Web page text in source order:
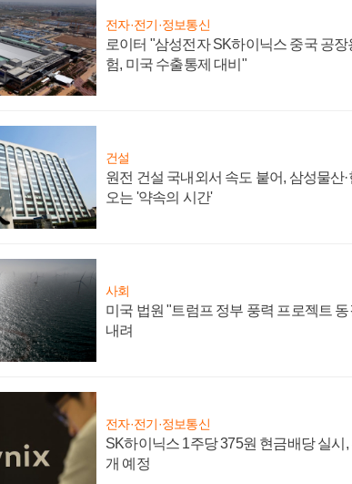
전자·전기·정보통신
로이터 "삼성전자 SK하이닉스 중국 공장
험, 미국 수출통제 대비"
건설
원전 건설 국내외서 속도 붙어, 삼성물산
오는 '약속의 시간'
사회
미국 법원 "트럼프 정부 풍력 프로젝트
내려
전자·전기·정보통신
SK하이닉스 1주당 375원 현금배당 실시
개 예정